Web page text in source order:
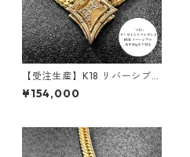
【受注生産】K18 リバーシブル
ペンダント | ロンバスクラシッ
ク+額縁フレーム30g用 | 30g
¥154,000